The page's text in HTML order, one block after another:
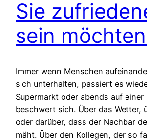
Sie
sein
Immer wenn Menschen
sich unterhalten, passiert es
Supermarkt oder abends auf einer
beschwert sich. Über das Wetter,
oder darüber, dass der Nachbar
mäht. Über den Kollegen, der so